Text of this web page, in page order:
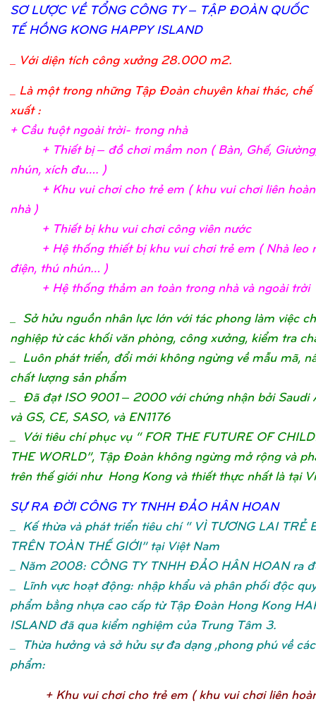
SƠLƯỢC VỀTỔNG CÔNG TY – TẬP ĐOÀN QUỐC
TẾHỒNG KONG HAPPY ISLAND
Với diện tích công xưởng 28.000 m2.
_ Là một trong những Tập Đoàn chuyên khai thác, chế
xuất :
+ Cầu tuột ngoài trời- trong nhà
+ Thiết bị– đồchơi mầm non ( Bàn, Ghế, Giườ
nhún, xích đu…. )
+ Khu vui chơi cho trẻem ( khu vui chơi liên
nhà )
+ Thiết bịkhu vui chơi công viên nước
+ Hệthống thiết bịkhu vui chơi trẻem ( Nhà leo
điện, thú nhún… )
+ Hệthống thảm an toàn trong nhà và ngoài trời
Sở hửu nguồn nhân lực lớn với tác phong làm việc
nghiệp từ các khối văn phòng, công xưởng, kiểm tra
_ Luôn phát triển, đổi mới không ngừng về mẫu mã,
chất lượng sản phẩm
_ Đã đạt ISO 9001 – 2000 với chứng nhận bởi Saudi
và GS, CE, SASO, và EN1176
_ Với tiêu chí phục vụ “ FOR THE FUTURE OF
THE WORLD”, Tập Đoàn không ngừng mở rộng và
trên thế giới như Hong Kong và thiết thực nhất là tại
SỰRA ĐỜI CÔNG TY TNHH ĐẢO HÂN HOAN
Kế thừa và phát triển tiêu chí “ VÌ TƯƠNG LAI TRẺ
TRÊN TOÀN THẾ GIỚI” tại Việt Nam
_ Năm 2008: CÔNG TY TNHH ĐẢO HÂN HOAN ra
_ Lĩnh vực hoạt động: nhập khẩu và phân phối độc
phẩm bằng nhựa cao cấp từ Tập Đoàn Hong Kong
ISLAND đã qua kiểm nghiệm của Trung Tâm 3.
_ Thừa hưởng và sở hửu sự đa dạng ,phong phú về
phẩm:
+ Khu vui chơi cho trẻem ( khu vui chơi liên